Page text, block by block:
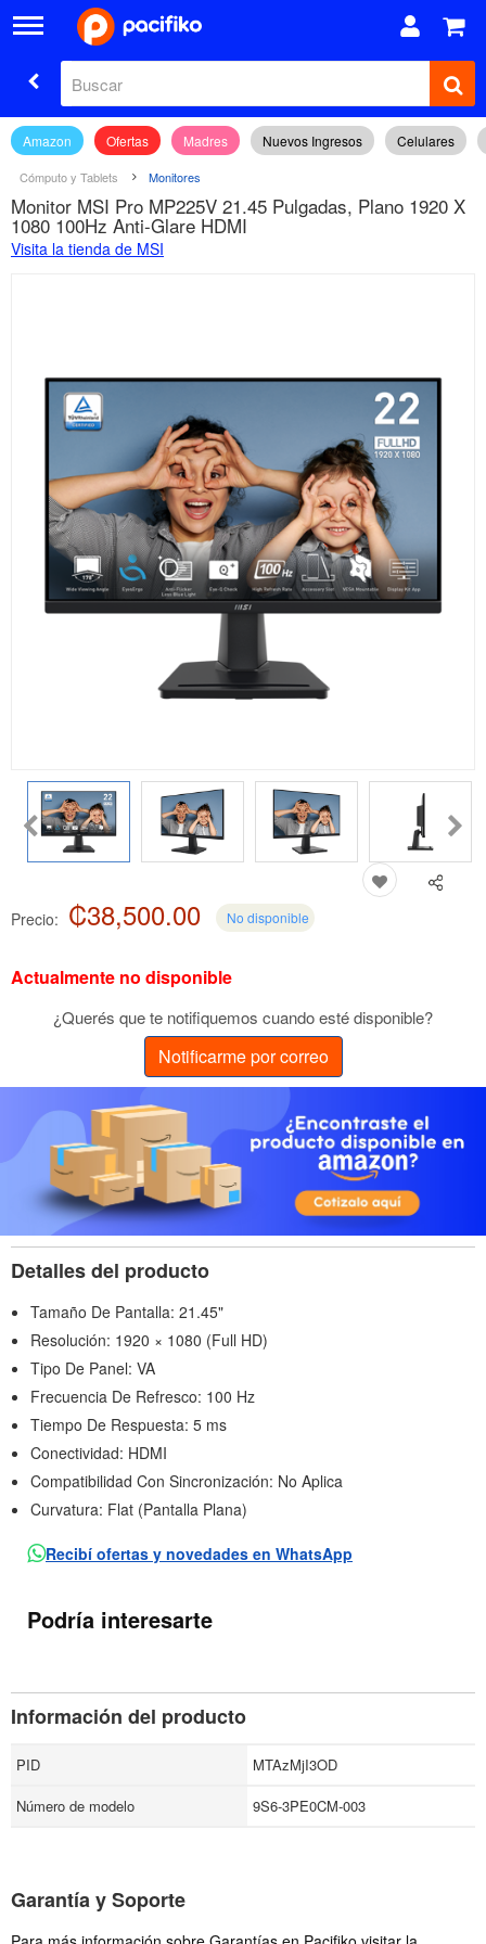
Amazon Ofertas Madres Nuevos Ingresos Celulares
Cómputo y Tablets Monitores
Monitor MSI Pro MP225V 21.45 Pulgadas, Plano 1920 X
1080 100Hz Anti-Glare HDMI
Visita la tienda de MSI
Precio: ₡38,500.00 No disponible
Actualmente no disponible
¿Querés que te notifiquemos cuando esté disponible?
Notificarme por correo
Detalles del producto
Tamaño De Pantalla: 21.45"
Resolución: 1920 × 1080 (Full HD)
Tipo De Panel: VA
Frecuencia De Refresco: 100 Hz
Tiempo De Respuesta: 5 ms
Conectividad: HDMI
Compatibilidad Con Sincronización: No Aplica
Curvatura: Flat (Pantalla Plana)
Recibí ofertas y novedades en WhatsApp
Podría interesarte
Información del producto
PID
MTAzMjI3OD
Número de modelo
9S6-3PE0CM-003
Garantía y Soporte